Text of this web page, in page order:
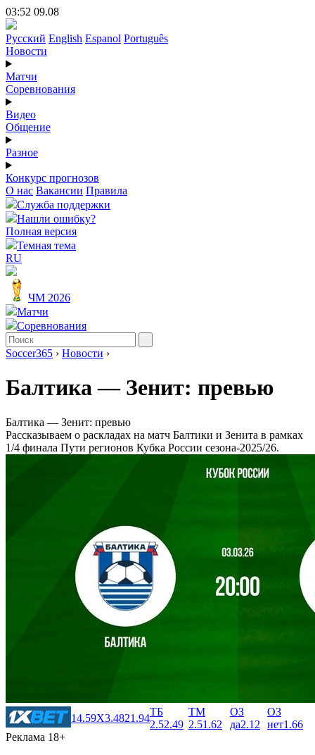
03:52 09.08
Русский English Espanol Português
Новости
Матчи
Соревнования
Видео
Общение
Разное
Конкурс прогнозов
О нас Вакансии Правила
Служба поддержки
Нашли ошибку?
Полная версия
Темная тема
RU
ЧМ 2026
Матчи
Соревнования
Soccer365 › Новости ›
Балтика ― Зенит: превью
Балтика ― Зенит: превью
Рассказываем о раскладах на матч Балтики и Зенита в рамках
1/4 финала Пути регионов Кубка России сезона-2025/26.
14.59X3.4821.94
ТБ
2.52.49
ТМ
2.51.62
ОЗ
да2.12
ОЗ
нет1.66
Реклама 18+